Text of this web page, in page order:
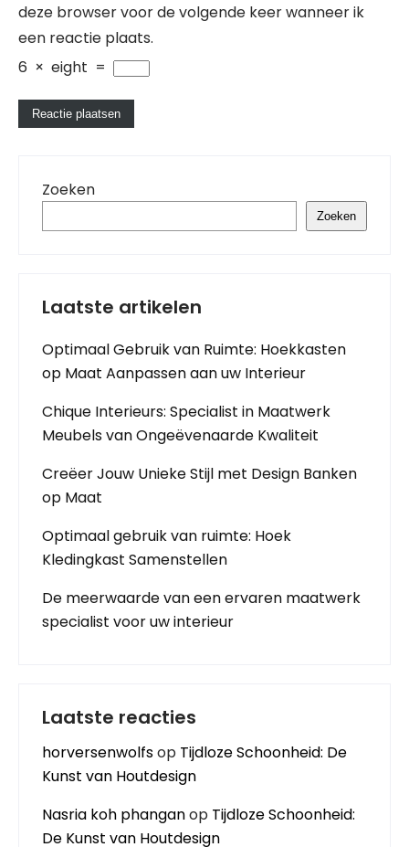
deze browser voor de volgende keer wanneer ik
een reactie plaats.
6 × eight =
Zoeken
Zoeken
Laatste artikelen
Optimaal Gebruik van Ruimte: Hoekkasten
op Maat Aanpassen aan uw Interieur
Chique Interieurs: Specialist in Maatwerk
Meubels van Ongeëvenaarde Kwaliteit
Creëer Jouw Unieke Stijl met Design Banken
op Maat
Optimaal gebruik van ruimte: Hoek
Kledingkast Samenstellen
De meerwaarde van een ervaren maatwerk
specialist voor uw interieur
Laatste reacties
horversenwolfsop Tijdloze Schoonheid: De
Kunst van Houtdesign
Nasria koh phanganop Tijdloze Schoonheid:
De Kunst van Houtdesign